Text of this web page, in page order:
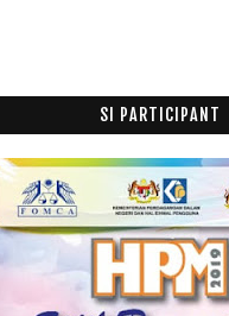
Reverse Score Item Dalam SPSS
Cabaran PhD
Perginya seorang murabbi
Down down and down.....
Biodata Hero Teman Lelaki Upahan
Nira Nipah Kuala Sanglang
SI PARTICIPANT